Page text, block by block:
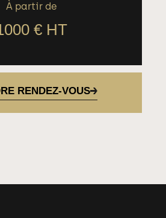
À partir de
€ HT
RENDEZ-VOUS